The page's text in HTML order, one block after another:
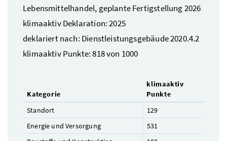
Lebensmittelhandel, geplante Fertigstellung 2026
klimaaktiv Deklaration: 2025
deklariert nach: Dienstleistungsgebäude 2020.4.2
klimaaktiv Punkte: 818 von 1000
Kategorie
klimaaktiv
Punkte
Standort
129
Energie und Versorgung
531